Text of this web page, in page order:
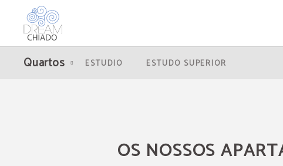
Os Nossos Apartamentos de Dream Chiado em Lisboa. Site Oficial.
Quartos ESTUDIO ESTUDO SUPERIOR
OS NOSSOS